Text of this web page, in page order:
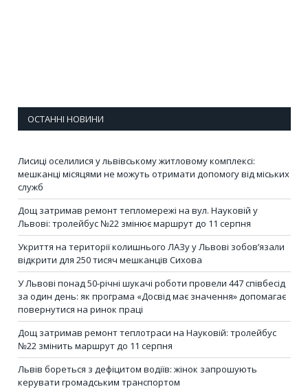
ОСТАННІ НОВИНИ
Лисиці оселилися у львівському житловому комплексі:
мешканці місяцями не можуть отримати допомогу від міських
служб
Дощ затримав ремонт тепломережі на вул. Науковій у
Львові: тролейбус №22 змінює маршрут до 11 серпня
Укриття на території колишнього ЛАЗу у Львові зобов’язали
відкрити для 250 тисяч мешканців Сихова
У Львові понад 50-річні шукачі роботи провели 447 співбесід
за один день: як програма «Досвід має значення» допомагає
повернутися на ринок праці
Дощ затримав ремонт теплотраси на Науковій: тролейбус
№22 змінить маршрут до 11 серпня
Львів бореться з дефіцитом водіїв: жінок запрошують
керувати громадським транспортом